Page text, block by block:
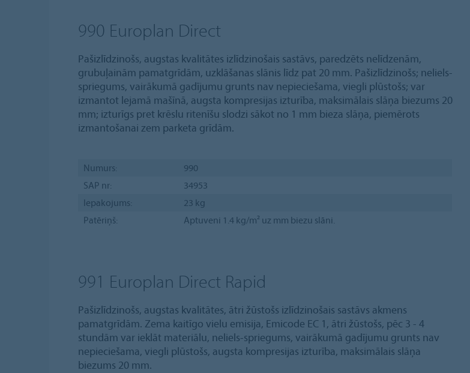
990 Europlan Direct
Pašizlīdzinošs, augstas kvalitātes izlīdzinošais sastāvs, paredzēts nelīdzenām,
grubuļainām pamatgrīdām, uzklāšanas slānis līdz pat 20 mm. Pašizlīdzinošs; neliels-
spriegums, vairākumā gadījumu grunts nav nepieciešama, viegli plūstošs; var
izmantot lejamā mašīnā, augsta kompresijas izturība, maksimālais slāņa biezums 20
mm; izturīgs pret krēslu ritenīšu slodzi sākot no 1 mm bieza slāņa, piemērots
izmantošanai zem parketa grīdām.
Numurs:
990
SAP nr:
34953
Iepakojums:
23 kg
Patēriņš:
Aptuveni 1.4 kg/m² uz mm biezu slāni.
991 Europlan Direct Rapid
Pašizlīdzinošs, augstas kvalitātes, ātri žūstošs izlīdzinošais sastāvs akmens
pamatgrīdām. Zema kaitīgo vielu emisija, Emicode EC 1, ātri žūstošs, pēc 3 - 4
stundām var ieklāt materiālu, neliels-spriegums, vairākumā gadījumu grunts nav
nepieciešama, viegli plūstošs, augsta kompresijas izturība, maksimālais slāņa
biezums 20 mm.